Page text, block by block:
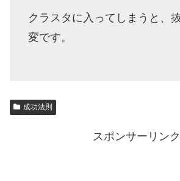
クラスタに入ってしまうと、
変です。
成功法則
スポンサーリンク